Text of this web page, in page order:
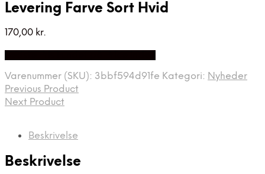
Levering Farve Sort Hvid
170,00 kr.
Varenummer (SKU): 3bbf594d91fe Kategori: Nyheder
Previous Product
Next Product
Beskrivelse
Beskrivelse